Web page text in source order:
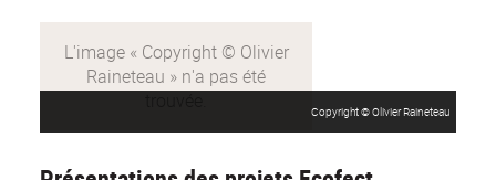
Copyright © Olivier Raineteau